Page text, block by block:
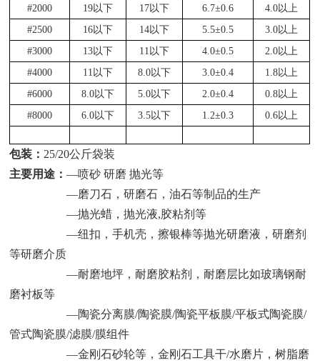
#2000
19以下 17以下 6.7±0.6
4.0以上
#2500
16以下 14以下 5.5±0.5
3.0以上
#3000
13以下 11以下 4.0±0.5
2.0以上
#4000
11以下 8.0以下 3.0±0.4
1.8以上
#6000
8.0以下 5.0以下 2.0±0.4
0.8以上
#8000
6.0以下 3.5以下 1.2±0.3 0.6以上
包装：25/20公斤袋装
主要用途：—喷砂 研磨 抛光等
—磨刀石，研磨石，油石等制品的生产
—抛光蜡，抛光液,胶粘剂等
—纽扣，手机壳，擦银棒等抛光研磨液，研磨剂
等研磨介质
—耐磨地坪，耐磨胶粘剂，耐磨层比如玻璃钢耐
磨衬板等
—陶瓷分离膜/陶瓷膜/陶瓷平板膜/平板式陶瓷膜/
管式陶瓷膜/滤膜/膜组件
—金刚石砂轮等，金刚石工具干/水磨片，树脂磨